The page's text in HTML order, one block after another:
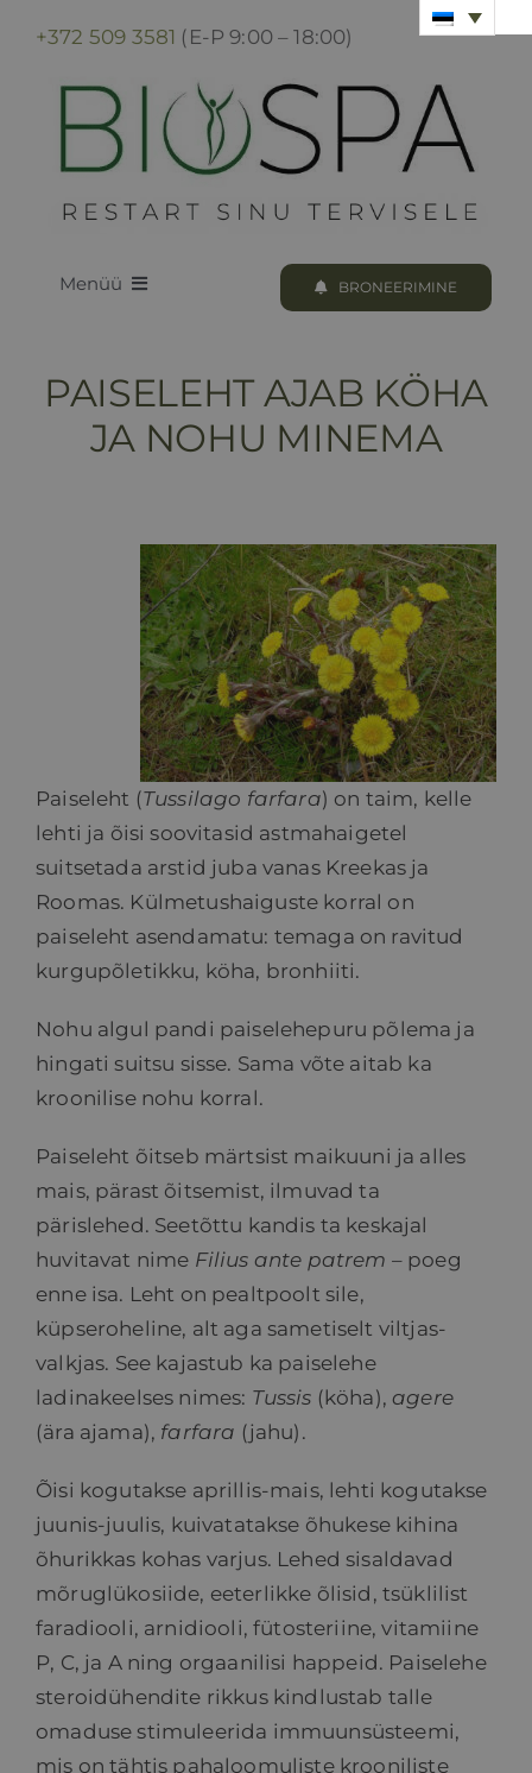
content
+372 509 3581 (E-P 9:00 – 18:00)
Menüü
KUURID & PROTSEDUURID
KONTAKT
BRONEERIMINE
PAISELEHT AJAB KÖHA
JA NOHU MINEMA
Paiseleht (Tussilago farfara) on taim, kelle
lehti ja õisi soovitasid astmahaigetel
suitsetada arstid juba vanas Kreekas ja
Roomas. Külmetushaiguste korral on
paiseleht asendamatu: temaga on ravitud
kurgupõletikku, köha, bronhiiti.
Nohu algul pandi paiselehepuru põlema ja
hingati suitsu sisse. Sama võte aitab ka
kroonilise nohu korral.
Paiseleht õitseb märtsist maikuuni ja alles
mais, pärast õitsemist, ilmuvad ta
pärislehed. Seetõttu kandis ta keskajal
huvitavat nime Filius ante patrem – poeg
enne isa. Leht on pealtpoolt sile,
küpseroheline, alt aga sametiselt viltjas-
valkjas. See kajastub ka paiselehe
ladinakeelses nimes: Tussis (köha),agere
(ära ajama), farfara (jahu).
Õisi kogutakse aprillis-mais, lehti kogutakse
juunis-juulis, kuivatatakse õhukese kihina
õhurikkas kohas varjus. Lehed sisaldavad
mõruglükosiide, eeterlikke õlisid, tsüklilist
faradiooli, arnidiooli, fütosteriine, vitamiine
P, C, ja A ning orgaanilisi happeid. Paiselehe
steroidühendite rikkus kindlustab talle
omaduse stimuleerida immuunsüsteemi,
mis on tähtis pahaloomuliste krooniliste